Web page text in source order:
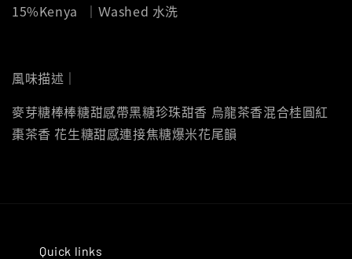
15%Kenya ｜Ｗashed 水洗
風味描述｜
麥芽糖棒棒糖甜感帶黑糖珍珠甜香 烏龍茶香混合桂圓紅
棗茶香 花生糖甜感連接焦糖爆米花尾韻
Quick links